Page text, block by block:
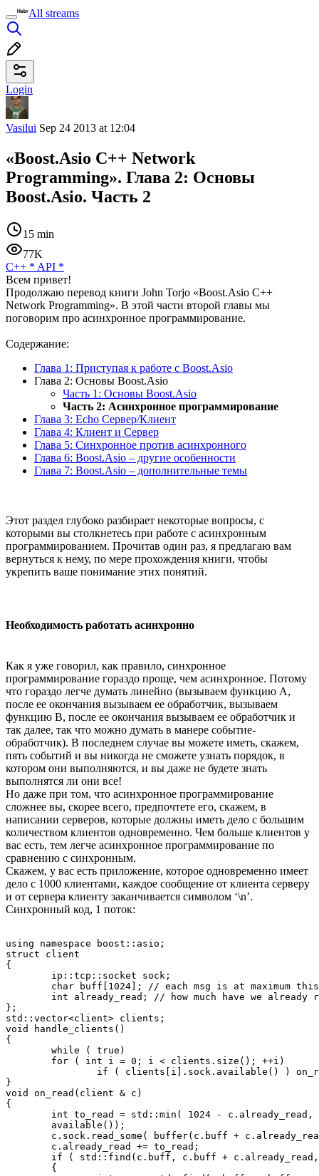
All streams
Login
Vasilui Sep 24 2013 at 12:04
«Boost.Asio C++ Network
Programming». Глава 2: Основы
Boost.Asio. Часть 2
15 min
77K
C++ * API *
Всем привет!
Продолжаю перевод книги John Torjo «Boost.Asio C++
Network Programming». В этой части второй главы мы
поговорим про асинхронное программирование.
Содержание:
Глава 1: Приступая к работе с Boost.Asio
Глава 2: Основы Boost.Asio
Часть 1: Основы Boost.Asio
Часть 2: Асинхронное программирование
Глава 3: Echo Сервер/Клиент
Глава 4: Клиент и Сервер
Глава 5: Синхронное против асинхронного
Глава 6: Boost.Asio – другие особенности
Глава 7: Boost.Asio – дополнительные темы
Этот раздел глубоко разбирает некоторые вопросы, с
которыми вы столкнетесь при работе с асинхронным
программированием. Прочитав один раз, я предлагаю вам
вернуться к нему, по мере прохождения книги, чтобы
укрепить ваше понимание этих понятий.
Необходимость работать асинхронно
Как я уже говорил, как правило, синхронное
программирование гораздо проще, чем асинхронное. Потому
что гораздо легче думать линейно (вызываем функцию А,
после ее окончания вызываем ее обработчик, вызываем
функцию В, после ее окончания вызываем ее обработчик и
так далее, так что можно думать в манере событие-
обработчик). В последнем случае вы можете иметь, скажем,
пять событий и вы никогда не сможете узнать порядок, в
котором они выполняются, и вы даже не будете знать
выполнятся ли они все!
Но даже при том, что асинхронное программирование
сложнее вы, скорее всего, предпочтете его, скажем, в
написании серверов, которые должны иметь дело с большим
количеством клиентов одновременно. Чем больше клиентов у
вас есть, тем легче асинхронное программирование по
сравнению с синхронным.
Скажем, у вас есть приложение, которое одновременно имеет
дело с 1000 клиентами, каждое сообщение от клиента серверу
и от сервера клиенту заканчивается символом ‘\n’.
Синхронный код, 1 поток:
using namespace boost::asio;
struct client
{
};
std::vector<client> clients;
void handle_clients()
{
}
void on_read(client & c)
{